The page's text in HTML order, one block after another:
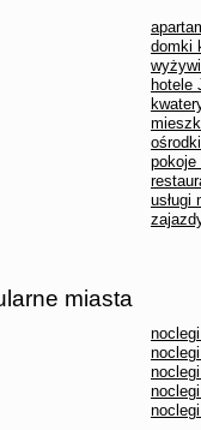
domki
hotele
pokoje
usługi
miasta